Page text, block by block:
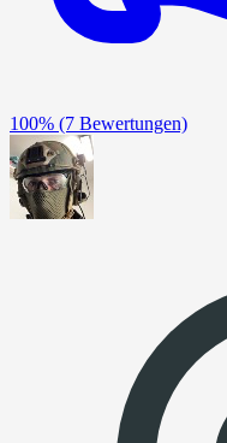
100% (7 Bewertungen)